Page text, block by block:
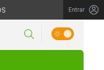
Entrar